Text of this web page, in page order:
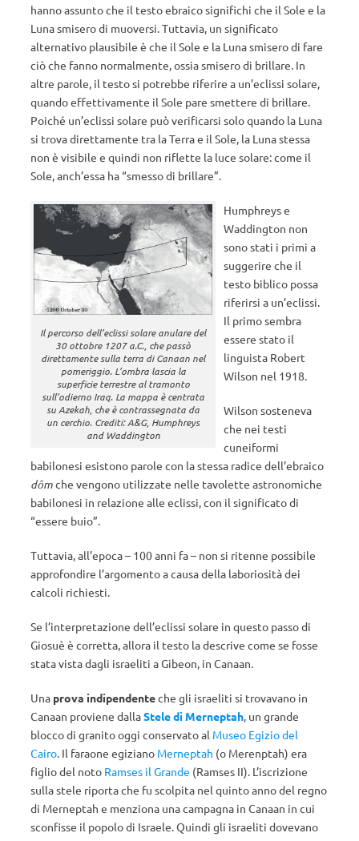
hanno assunto che il testo ebraico significhi che il Sole e la
Luna smisero di muoversi. Tuttavia, un significato
alternativo plausibile è che il Sole e la Luna smisero di fare
ciò che fanno normalmente, ossia smisero di brillare. In
altre parole, il testo si potrebbe riferire a un’eclissi solare,
quando effettivamente il Sole pare smettere di brillare.
Poiché un’eclissi solare può verificarsi solo quando la Luna
si trova direttamente tra la Terra e il Sole, la Luna stessa
non è visibile e quindi non riflette la luce solare: come il
Sole, anch’essa ha “smesso di brillare”.
Il percorso dell’eclissi solare anulare del
30 ottobre 1207 a.C., che passò
direttamente sulla terra di Canaan nel
pomeriggio. L’ombra lascia la
superficie terrestre al tramonto
sull’odierno Iraq. La mappa è centrata
su Azekah, che è contrassegnata da
un cerchio. Crediti: A&G, Humphreys
and Waddington
Humphreys e
Waddington non
sono stati i primi a
suggerire che il
testo biblico possa
riferirsi a un’eclissi.
Il primo sembra
essere stato il
linguista Robert
Wilson nel 1918.
Wilson sosteneva
che nei testi
cuneiformi
babilonesi esistono parole con la stessa radice dell’ebraico
dômche vengono utilizzate nelle tavolette astronomiche
babilonesi in relazione alle eclissi, con il significato di
“essere buio”.
Tuttavia, all’epoca – 100 anni fa – non si ritenne possibile
approfondire l’argomento a causa della laboriosità dei
calcoli richiesti.
Se l’interpretazione dell’eclissi solare in questo passo di
Giosuè è corretta, allora il testo la descrive come se fosse
stata vista dagli israeliti a Gibeon, in Canaan.
Una prova indipendenteche gli israeliti si trovavano in
Canaan proviene dallaStele di Merneptah, un grande
blocco di granito oggi conservato al Museo Egizio del
Cairo. Il faraone egiziano Merneptah (o Merenptah) era
figlio del noto Ramses il Grande (Ramses II). L’iscrizione
sulla stele riporta che fu scolpita nel quinto anno del regno
di Merneptah e menziona una campagna in Canaan in cui
sconfisse il popolo di Israele. Quindi gli israeliti dovevano